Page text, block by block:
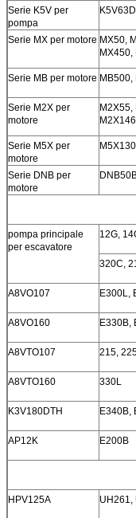
Serie K5V per
pompa
Serie MX per motore MX50,
MX450,
Serie MB per motore MB500,
Serie M2X per
motore
M2X55,
Serie M5X per
motore
Serie DNB per
motore
pompa principale
per escavatore
12G,
320C,
A8VO107 E300L,
A8VO160 E330B,
A8VTO107 215,
A8VTO160 330L
K3V180DTH E340B,
AP12K E200B
HPV125A UH261,